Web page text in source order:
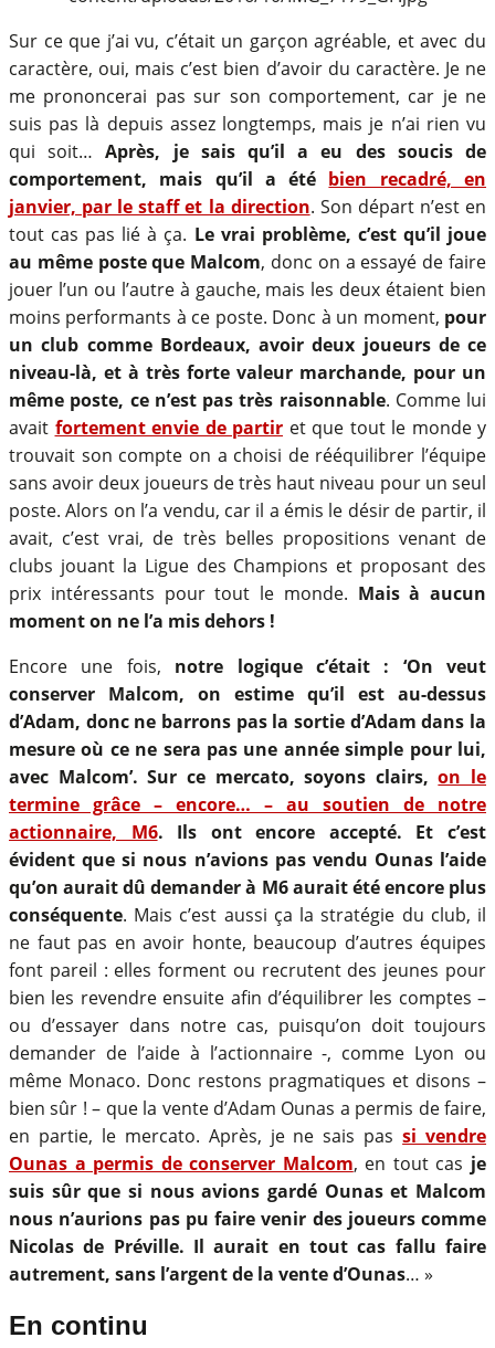
Sur ce que j’ai vu, c’était un garçon agréable, et avec du
caractère, oui, mais c’est bien d’avoir du caractère. Je ne
me prononcerai pas sur son comportement, car je ne
suis pas là depuis assez longtemps, mais je n’ai rien vu
qui soit…Après, je sais qu’il a eu des soucis de
comportement, mais qu’il a été bien recadré, en
janvier, par le staff et la direction. Son départ n’est en
tout cas pas lié à ça. Le vrai problème, c’est qu’il joue
au même poste que Malcom, donc on a essayé de faire
jouer l’un ou l’autre à gauche, mais les deux étaient bien
moins performants à ce poste. Donc à un moment, pour
un club comme Bordeaux, avoir deux joueurs de ce
niveau-là, et à très forte valeur marchande, pour un
même poste, ce n’est pas très raisonnable. Comme lui
avait fortement envie de partir et que tout le monde y
trouvait son compte on a choisi de rééquilibrer l’équipe
sans avoir deux joueurs de très haut niveau pour un seul
poste. Alors on l’a vendu, car il a émis le désir de partir, il
avait, c’est vrai, de très belles propositions venant de
clubs jouant la Ligue des Champions et proposant des
prix intéressants pour tout le monde. Mais à aucun
moment on ne l’a mis dehors !
Encore une fois, notre logique c’était : ‘On veut
conserver Malcom, on estime qu’il est au-dessus
d’Adam, donc ne barrons pas la sortie d’Adam dans la
mesure où ce ne sera pas une année simple pour lui,
avec Malcom’. Sur ce mercato, soyons clairs,on le
termine grâce – encore… – au soutien de notre
actionnaire, M6. Ils ont encore accepté. Et c’est
évident que si nous n’avions pas vendu Ounas l’aide
qu’on aurait dû demander à M6 aurait été encore plus
conséquente. Mais c’est aussi ça la stratégie du club, il
ne faut pas en avoir honte, beaucoup d’autres équipes
font pareil : elles forment ou recrutent des jeunes pour
bien les revendre ensuite afin d’équilibrer les comptes –
ou d’essayer dans notre cas, puisqu’on doit toujours
demander de l’aide à l’actionnaire -, comme Lyon ou
même Monaco. Donc restons pragmatiques et disons –
bien sûr ! – que la vente d’Adam Ounas a permis de faire,
en partie, le mercato. Après, je ne sais passi vendre
Ounas a permis de conserver Malcom, en tout cas je
suis sûr que si nous avions gardé Ounas et Malcom
nous n’aurions pas pu faire venir des joueurs comme
Nicolas de Préville. Il aurait en tout cas fallu faire
autrement, sans l’argent de la vente d’Ounas… »
En continu